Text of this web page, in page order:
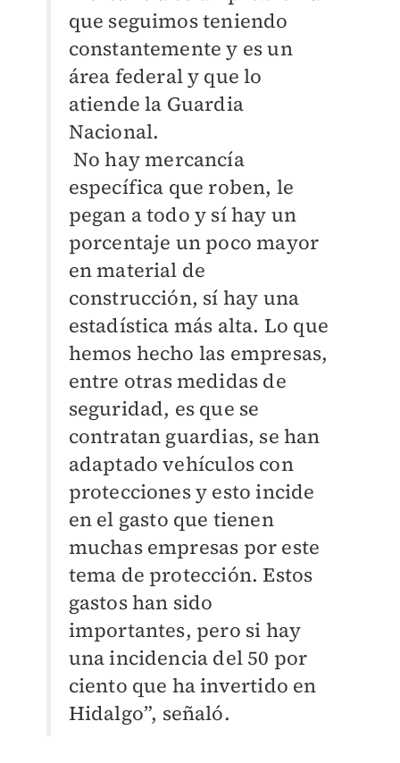
que seguimos teniendo
constantemente y es un
área federal y que lo
atiende la Guardia
Nacional.
No hay mercancía
específica que roben, le
pegan a todo y sí hay un
porcentaje un poco mayor
en material de
construcción, sí hay una
estadística más alta. Lo que
hemos hecho las empresas,
entre otras medidas de
seguridad, es que se
contratan guardias, se han
adaptado vehículos con
protecciones y esto incide
en el gasto que tienen
muchas empresas por este
tema de protección. Estos
gastos han sido
importantes, pero si hay
una incidencia del 50 por
ciento que ha invertido en
Hidalgo”, señaló.